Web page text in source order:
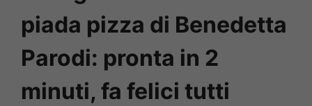
piada pizza di Benedetta
Parodi: pronta in 2
minuti, fa felici tutti